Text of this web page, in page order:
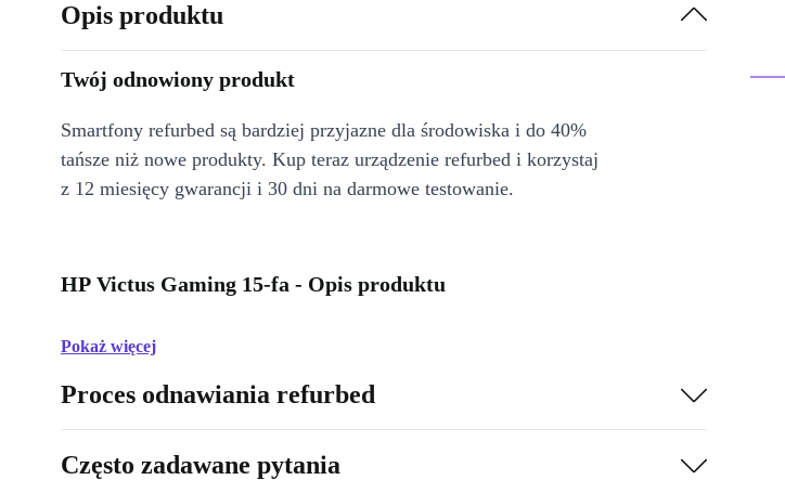
Opis produktu
Twój odnowiony produkt
Smartfony refurbed są bardziej przyjazne dla środowiska i do 40%
tańsze niż nowe produkty. Kup teraz urządzenie refurbed i korzystaj
z 12 miesięcy gwarancji i 30 dni na darmowe testowanie.
HP Victus Gaming 15-fa - Opis produktu
Pokaż więcej
Proces odnawiania refurbed
Często zadawane pytania